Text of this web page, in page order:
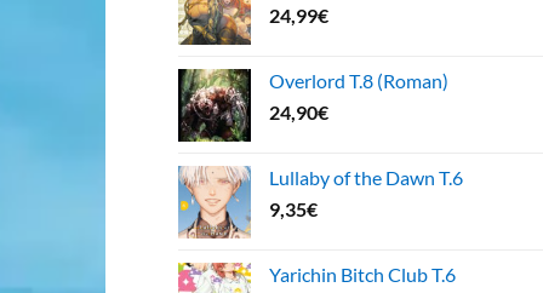
24,99€
Overlord T.8 (Roman)
24,90€
Lullaby of the Dawn T.6
9,35€
Yarichin Bitch Club T.6